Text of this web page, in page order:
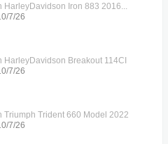
HarleyDavidson Iron 883 2016...
7/26
Breakout 114CI
7/26
Triumph Trident 660 Model 2022
7/26